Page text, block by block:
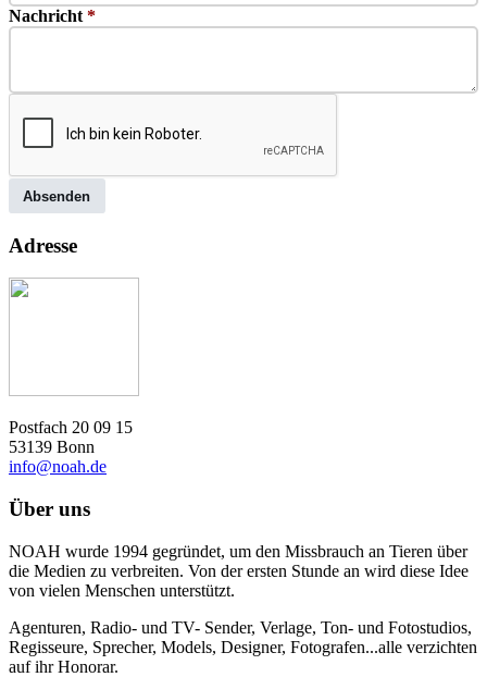
Nachricht *
Absenden
Adresse
Postfach 20 09 15
53139 Bonn
info@noah.de
Über uns
NOAH wurde 1994 gegründet, um den Missbrauch an Tieren über
die Medien zu verbreiten. Von der ersten Stunde an wird diese Idee
von vielen Menschen unterstützt.
Agenturen, Radio- und TV- Sender, Verlage, Ton- und Fotostudios,
Regisseure, Sprecher, Models, Designer, Fotografen...alle verzichten
auf ihr Honorar.